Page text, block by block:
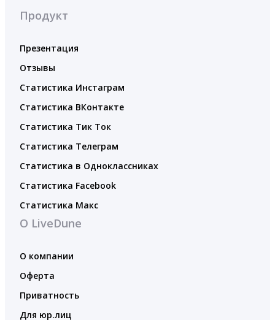
Продукт
Презентация
Отзывы
Статистика Инстаграм
Статистика ВКонтакте
Статистика Тик Ток
Статистика Телеграм
Статистика в Одноклассниках
Статистика Facebook
Статистика Макс
О LiveDune
О компании
Оферта
Приватность
Для юр.лиц